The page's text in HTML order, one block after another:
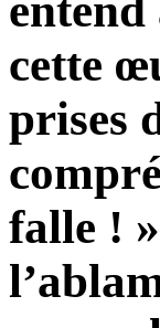
entend
cette
prises
falle !